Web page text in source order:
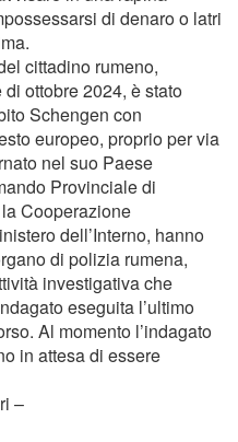
di denaro o latri
cittadino rumeno,
ottobre 2024, è stato
Schengen con
europeo, proprio per via
nel suo Paese
Provinciale di
Cooperazione
dell’Interno, hanno
di polizia rumena,
investigativa che
eseguita l’ultimo
Al momento l’indagato
in attesa di essere
–